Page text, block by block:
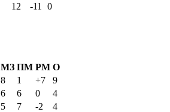
12 -11
0
МЗ ПМ РМ О
8 1 +7
9
6 6 0
4
5 7 -2
4